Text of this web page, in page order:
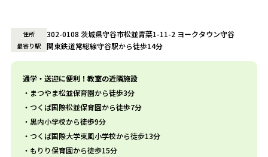
住所 302-0108 茨城県守谷市松並青葉1-11-2 ヨークタウン守谷
最寄り駅 関東鉄道常総線守谷駅から徒歩14分
通学・送迎に便利！教室の近隣施設
まつやま松並保育園から徒歩3分
つくば国際松並保育園から徒歩7分
黒内小学校から徒歩9分
つくば国際大学東風小学校から徒歩13分
もりり保育園から徒歩15分